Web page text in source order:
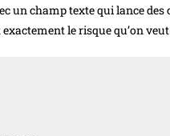
un champ texte qui lance
le risque qu’on